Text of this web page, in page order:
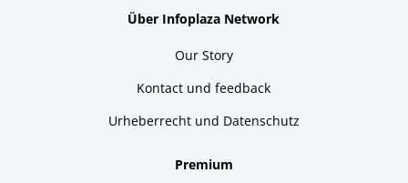
Über Infoplaza Network
Our Story
Kontact und feedback
Urheberrecht und Datenschutz
Premium